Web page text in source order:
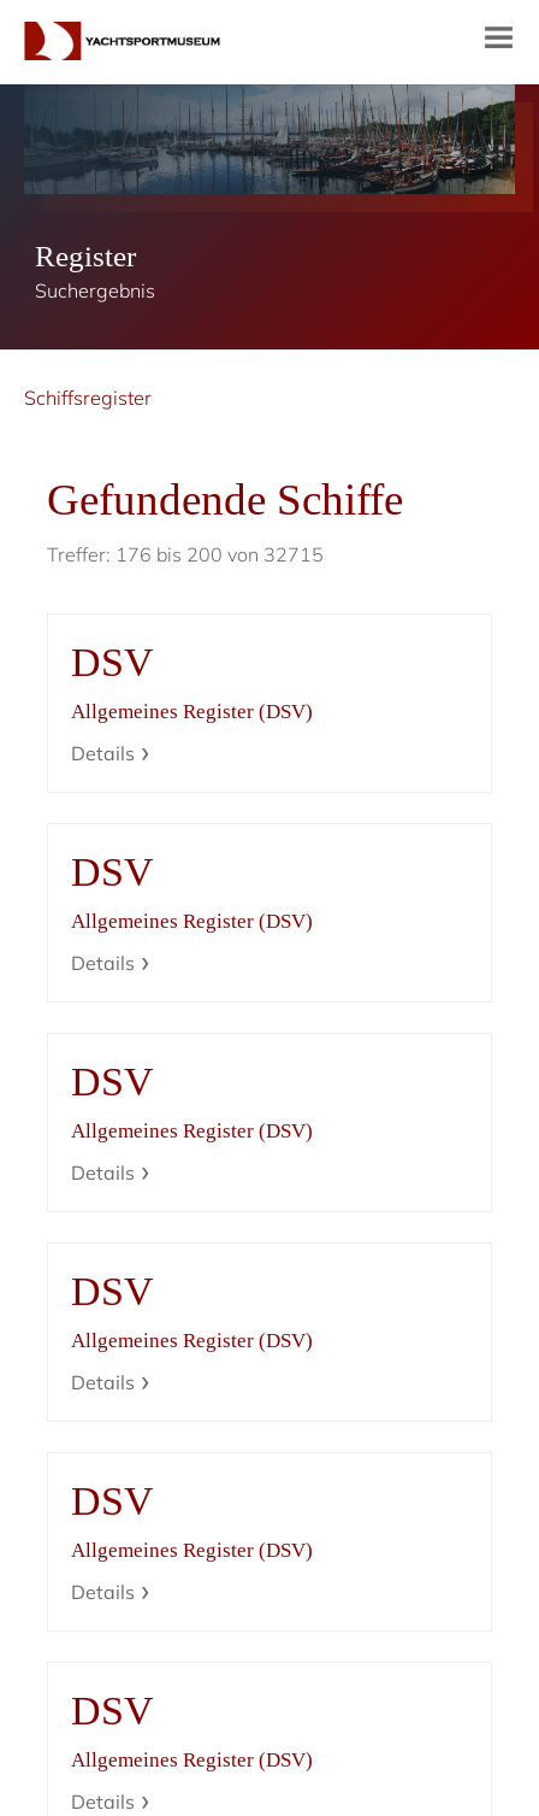
Register
Suchergebnis
Schiffsregister
Gefundende Schiffe
Treffer: 176 bis 200 von 32715
DSV
Allgemeines Register (DSV)
Details
DSV
Allgemeines Register (DSV)
Details
DSV
Allgemeines Register (DSV)
Details
DSV
Allgemeines Register (DSV)
Details
DSV
Allgemeines Register (DSV)
Details
DSV
Allgemeines Register (DSV)
Details